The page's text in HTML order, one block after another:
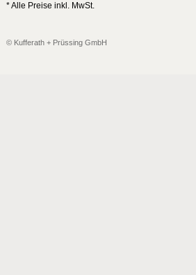
* Alle Preise inkl. MwSt.
© Kufferath + Prüssing GmbH